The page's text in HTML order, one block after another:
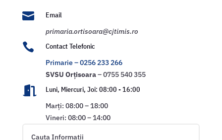

Email
primaria.ortisoara@cjtimis.ro

Contact Telefonic
Primarie – 0256 233 266
SVSU Orțisoara– 0755 540 355

Luni, Miercuri, Joi: 08:00 - 16:00
Marți: 08:00 – 18:00
Vineri: 08:00 – 14:00